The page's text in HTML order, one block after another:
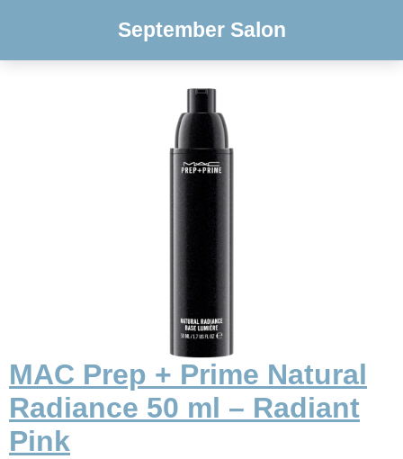
September Salon
MAC Prep + Prime Natural
Radiance 50 ml – Radiant
Pink